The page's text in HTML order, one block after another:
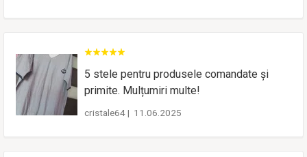
5 stele pentru produsele comandate și
primite. Mulțumiri multe!
cristale64| 11.06.2025